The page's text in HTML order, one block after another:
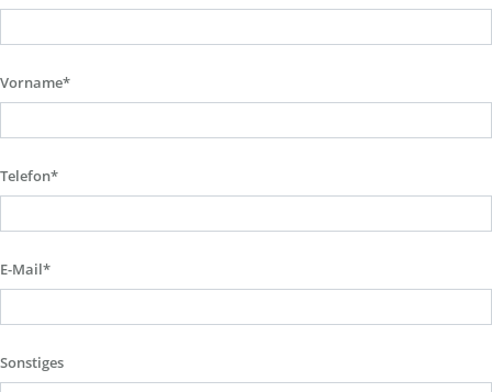
Vorname*
Telefon*
E-Mail*
Sonstiges